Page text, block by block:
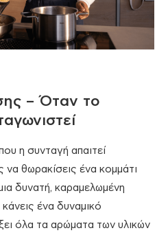
– Όταν το
η συνταγή απαιτεί
θωρακίσεις ένα κομμάτι
δυνατή, καραμελωμένη
ένα δυναμικό
όλα τα αρώματα των υλικών